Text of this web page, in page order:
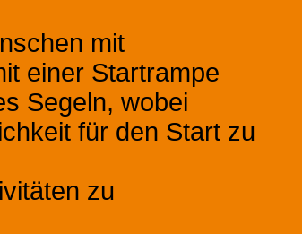
mit
einer Startrampe
Segeln, wobei
für den Start zu
zu